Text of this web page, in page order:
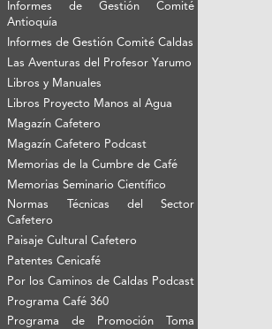
Informes de Gestión Comité
Antioquía
Informes de Gestión Comité Caldas
Las Aventuras del Profesor Yarumo
Libros y Manuales
Libros Proyecto Manos al Agua
Magazín Cafetero
Magazín Cafetero Podcast
Memorias de la Cumbre de Café
Memorias Seminario Científico
Normas Técnicas del Sector
Cafetero
Paisaje Cultural Cafetero
Patentes Cenicafé
Por los Caminos de Caldas Podcast
Programa Café 360
Programa de Promoción Toma